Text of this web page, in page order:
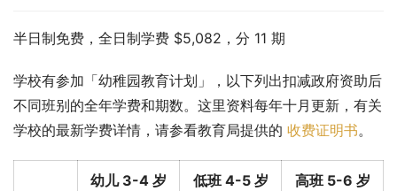
半日制免费，全日制学费 $5,082，分 11 期
学校有参加「幼稚园教育计划」，以下列出扣减政府资助后
不同班别的全年学费和期数。这里资料每年十月更新，有关
学校的最新学费详情，请参看教育局提供的 收费证明书。
幼儿 3-4 岁 低班 4-5 岁 高班 5-6 岁